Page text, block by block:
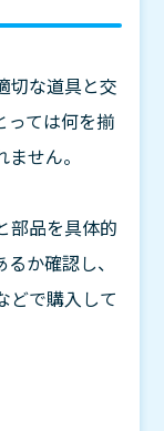
切な道具と交
っては何を揃
せん。
部品を具体的
か確認し、
どで購入して